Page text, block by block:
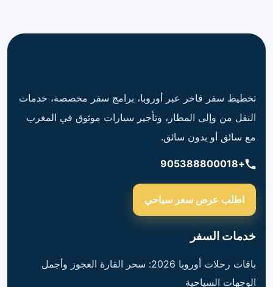
تخطيط سفر فاخر عبر أوروبا، برامج سفر مخصصة، خدمات
النقل من وإلى المطار، وتأجير سيارات موثوق في المغرب
مع سائق أو بدون سائق.
+905388800018
اطلب عرض سعر سياحي
خدمات السفر
باقات رحلات أوروبا 2026: سحر القارة العجوز وأجمل
الوجهات السياحية